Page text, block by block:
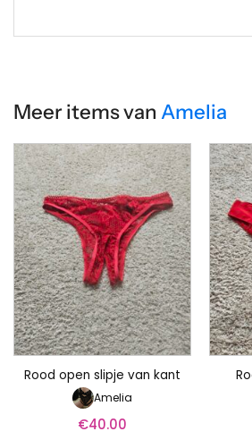
Meer items van Amelia
Rood open slipje van kant
Amelia
€40.00